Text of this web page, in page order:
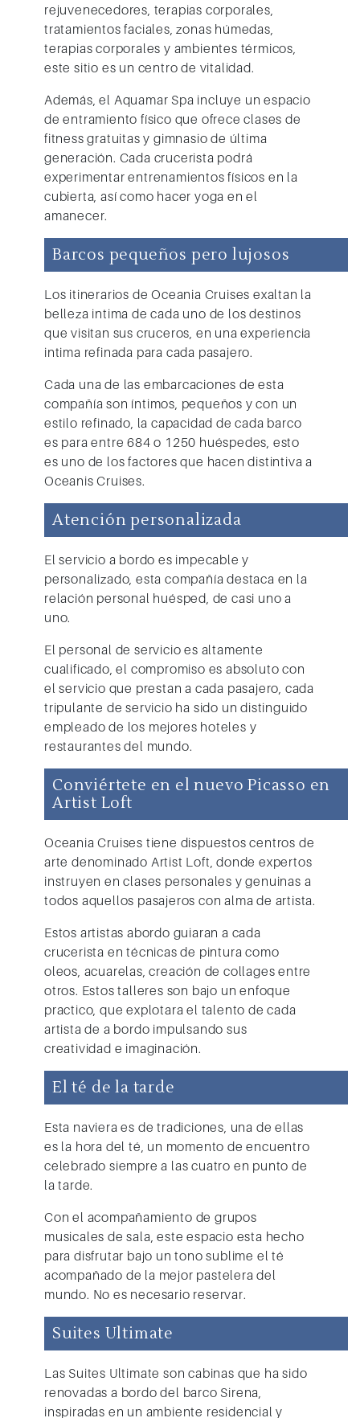
rejuvenecedores, terapias corporales,
tratamientos faciales, zonas húmedas,
terapias corporales y ambientes térmicos,
este sitio es un centro de vitalidad.
Además, el Aquamar Spa incluye un espacio
de entramiento físico que ofrece clases de
fitness gratuitas y gimnasio de última
generación. Cada crucerista podrá
experimentar entrenamientos físicos en la
cubierta, así como hacer yoga en el
amanecer.
Barcos pequeños pero lujosos
Los itinerarios deOceania Cruises exaltan la
belleza intima de cada uno de los destinos
que visitan sus cruceros, en una experiencia
intima refinada para cada pasajero.
Cada una de las embarcaciones de esta
compañía son íntimos, pequeños y con un
estilo refinado, la capacidad de cada barco
es para entre 684 o 1250 huéspedes, esto
es uno de los factores que hacen distintiva a
Oceanis Cruises.
Atención personalizada
El servicio a bordo es impecable y
personalizado, esta compañía destaca en la
relación personal huésped, de casi uno a
uno.
El personal de servicio es altamente
cualificado, el compromiso es absoluto con
el servicio que prestan a cada pasajero, cada
tripulante de servicio ha sido un distinguido
empleado de los mejores hoteles y
restaurantes del mundo.
Conviértete en el nuevo Picasso en
Artist Loft
Oceania Cruises tiene dispuestos centros de
arte denominado Artist Loft, donde expertos
instruyen en clases personales y genuinas a
todos aquellos pasajeros con alma de artista.
Estos artistas abordo guiaran a cada
crucerista en técnicas de pintura como
oleos, acuarelas, creación de collages entre
otros. Estos talleres son bajo un enfoque
practico, que explotara el talento de cada
artista de a bordo impulsando sus
creatividad e imaginación.
El té de la tarde
Esta naviera es de tradiciones, una de ellas
es la hora del té, un momento de encuentro
celebrado siempre a las cuatro en punto de
la tarde.
Con el acompañamiento de grupos
musicales de sala, este espacio esta hecho
para disfrutar bajo un tono sublime el té
acompañado de la mejor pastelera del
mundo. No es necesario reservar.
Suites Ultimate
Las Suites Ultimate son cabinas que ha sido
renovadas a bordo del barco Sirena,
inspiradas en un ambiente residencial y